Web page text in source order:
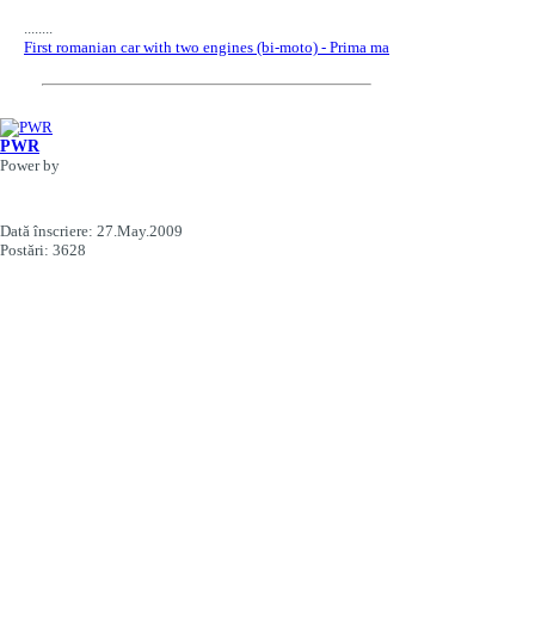
........
First romanian car with two engines (bi-moto) - Prima ma
PWR
Power by
Dată înscriere: 27.May.2009
Postări: 3628